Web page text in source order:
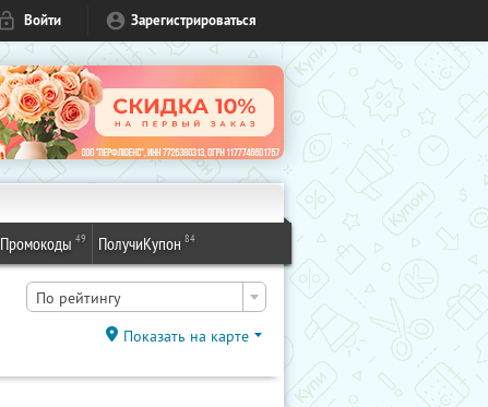
Войти Зарегистрироваться
Промокоды 49 ПолучиКупон 84
По рейтингу
Показать на карте